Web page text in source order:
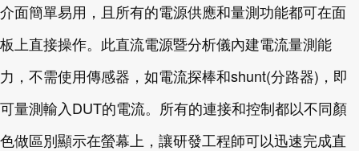
介面簡單易用，且所有的電源供應和量測功能都可在面
板上直接操作。此直流電源暨分析儀內建電流量測能
力，不需使用傳感器，如電流探棒和shunt(分路器)，即
可量測輸入DUT的電流。所有的連接和控制都以不同顏
色做區別顯示在螢幕上，讓研發工程師可以迅速完成直